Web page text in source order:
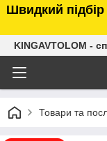
Швидкий
KINGAVTOLOM -
Товари та